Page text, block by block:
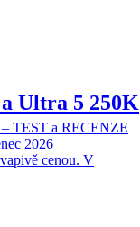
Ultra 5 250K
TEST a RECENZE
2026
cenou. V